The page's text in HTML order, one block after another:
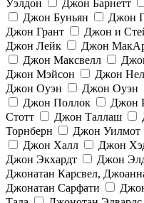
Уэлдон Джон Барнетт
Джон Буньян
Джон
Джон Грант
Джон и
Джон Лейк
Джон
Джон Максвелл
Джон Мэйсон
Джон
Джон Оуэн
Джон Оуэн
Джон Поллок
Джон
Стотт
Джон Таллаш
Торнберн
Джон Уилмот
Джон Халл
Джон
Джон Экхардт
Джон
Джонатан Карсвел,
Джонатан Сарфати